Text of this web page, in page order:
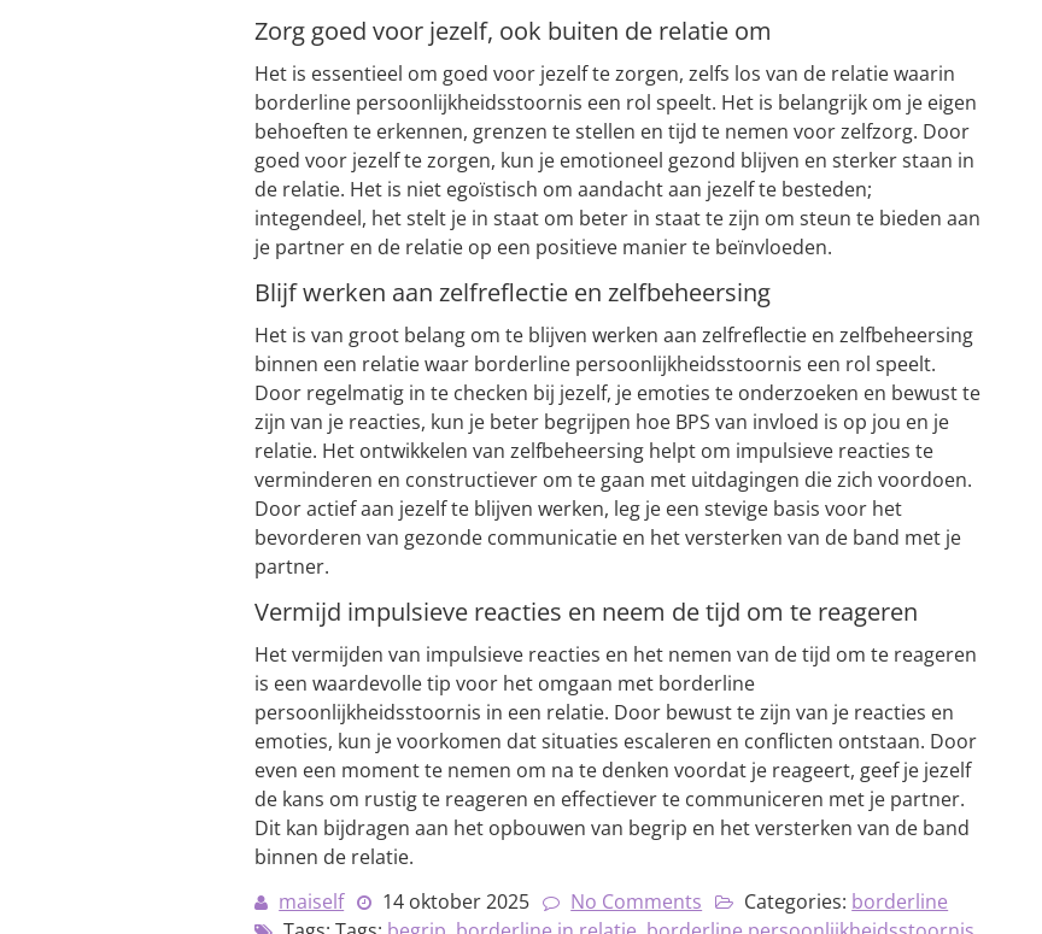
Zorg goed voor jezelf, ook buiten de relatie om
Het is essentieel om goed voor jezelf te zorgen, zelfs los van de relatie waarin
borderline persoonlijkheidsstoornis een rol speelt. Het is belangrijk om je eigen
behoeften te erkennen, grenzen te stellen en tijd te nemen voor zelfzorg. Door
goed voor jezelf te zorgen, kun je emotioneel gezond blijven en sterker staan in
de relatie. Het is niet egoïstisch om aandacht aan jezelf te besteden;
integendeel, het stelt je in staat om beter in staat te zijn om steun te bieden aan
je partner en de relatie op een positieve manier te beïnvloeden.
Blijf werken aan zelfreflectie en zelfbeheersing
Het is van groot belang om te blijven werken aan zelfreflectie en zelfbeheersing
binnen een relatie waar borderline persoonlijkheidsstoornis een rol speelt.
Door regelmatig in te checken bij jezelf, je emoties te onderzoeken en bewust te
zijn van je reacties, kun je beter begrijpen hoe BPS van invloed is op jou en je
relatie. Het ontwikkelen van zelfbeheersing helpt om impulsieve reacties te
verminderen en constructiever om te gaan met uitdagingen die zich voordoen.
Door actief aan jezelf te blijven werken, leg je een stevige basis voor het
bevorderen van gezonde communicatie en het versterken van de band met je
partner.
Vermijd impulsieve reacties en neem de tijd om te reageren
Het vermijden van impulsieve reacties en het nemen van de tijd om te reageren
is een waardevolle tip voor het omgaan met borderline
persoonlijkheidsstoornis in een relatie. Door bewust te zijn van je reacties en
emoties, kun je voorkomen dat situaties escaleren en conflicten ontstaan. Door
even een moment te nemen om na te denken voordat je reageert, geef je jezelf
de kans om rustig te reageren en effectiever te communiceren met je partner.
Dit kan bijdragen aan het opbouwen van begrip en het versterken van de band
binnen de relatie.
maiself
14 oktober 2025 No Comments Categories: borderline